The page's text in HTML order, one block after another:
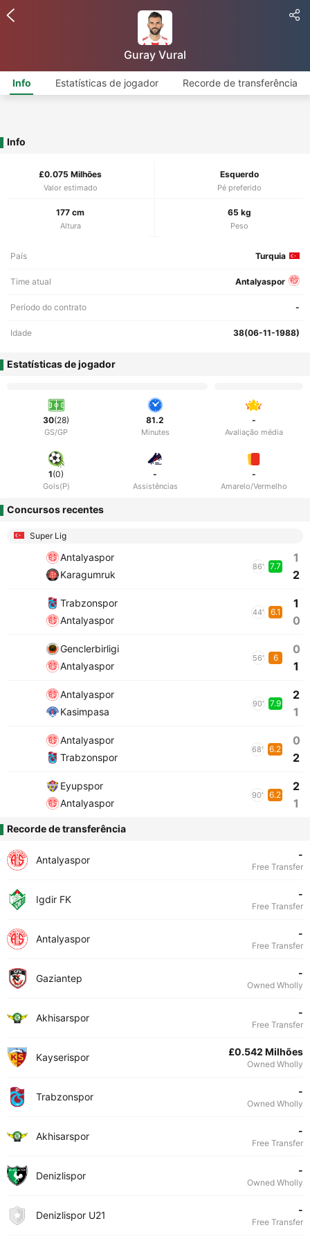
Guray Vural
Info Estatísticas de jogador Recorde de transferência
Info
£0.075 Milhões
Valor estimado
Esquerdo
Pé preferido
177 cm
Altura
65 kg
Peso
País Turquia
Time atual Antalyaspor
Período do contrato -
Idade 38(06-11-1988)
Estatísticas de jogador
30(28)
GS/GP
81.2
Minutes
-
Avaliação média
1(0)
Gols(P)
-
Assistências
-
Amarelo/Vermelho
Concursos recentes
Super Lig
Antalyaspor
Karagumruk
86' 7.7
1
2
Trabzonspor
Antalyaspor
44' 6.1
1
0
Genclerbirligi
Antalyaspor
56' 6
0
1
Antalyaspor
Kasimpasa
90' 7.9
2
1
Antalyaspor
Trabzonspor
68' 6.2
0
2
Eyupspor
Antalyaspor
90' 6.2
2
1
Recorde de transferência
Antalyaspor -
Free Transfer
Igdir FK -
Free Transfer
Antalyaspor -
Free Transfer
Gaziantep -
Owned Wholly
Akhisarspor -
Free Transfer
Kayserispor £0.542 Milhões
Owned Wholly
Trabzonspor -
Owned Wholly
Akhisarspor -
Free Transfer
Denizlispor -
Owned Wholly
Denizlispor U21 -
Free Transfer